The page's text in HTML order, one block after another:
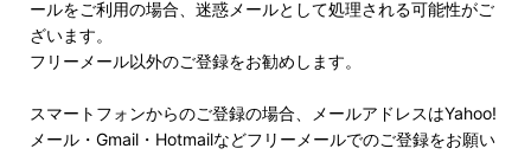
ールをご利用の場合、迷惑メールとして処理される可能性がご
ざいます。
フリーメール以外のご登録をお勧めします。
スマートフォンからのご登録の場合、メールアドレスはYahoo!
メール・Gmail・Hotmailなどフリーメールでのご登録をお願い